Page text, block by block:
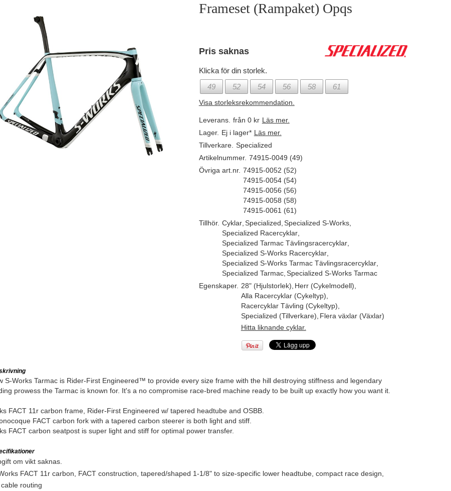
Frameset (Rampaket) Opqs
Pris saknas
Klicka för din storlek.
49
52 54 56 58 61
Visa storleksrekommendation.
Leverans. från 0 kr Läs mer.
Lager. Ej i lager* Läs mer.
Tillverkare. Specialized
Artikelnummer. 74915-0049 (49)
Övriga art.nr. 74915-0052 (52)
74915-0054 (54)
74915-0056 (56)
74915-0058 (58)
74915-0061 (61)
Tillhör. Cyklar, Specialized Specialized S-Works,
Specialized Racercyklar,
Specialized Tarmac Tävlingsracercyklar,
Specialized S-Works Racercyklar,
Specialized S-Works Tarmac Tävlingsracercyklar,
Specialized Tarmac, Specialized S-Works Tarmac
Egenskaper. 28" (Hjulstorlek) Herr (Cykelmodell)
Alla Racercyklar (Cykeltyp)
Racercyklar Tävling (Cykeltyp)
Specialized (Tillverkare) Flera växlar (Växlar)
Hitta liknande cyklar.
S-Works Tarmac is Rider-First Engineered™ to provide every size frame with the hill destroying stiffness and legendary
prowess the Tarmac is known for. It's a no compromise race-bred machine ready to be built up exactly how you want it.
FACT 11r carbon frame, Rider-First Engineered w/ tapered headtube and OSBB.
FACT carbon fork with a tapered carbon steerer is both light and stiff.
FACT carbon seatpost is super light and stiff for optimal power transfer.
om vikt saknas.
FACT 11r carbon, FACT construction, tapered/shaped 1-1/8" to size-specific lower headtube, compact race design,
routing